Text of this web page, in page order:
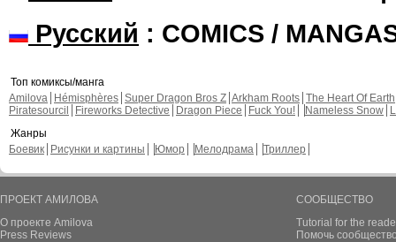
Русский : COMICS /
Топ комиксы/манга
Amilova
Hémisphères Super Dragon Bros Z Arkham Roots The Heart Of Earth
Piratesourcil
Fireworks Detective Dragon Piece Fuck You! Nameless Snow
Жанры
Боевик
Рисунки и картины Юмор Мелодрама Триллер
ПРОЕКТ АМИЛОВА
О проекте Amilova
Press Reviews
СООБЩЕСТВО
Tutorial for the
Помочь